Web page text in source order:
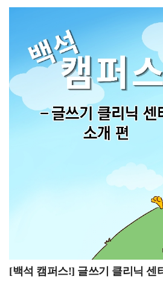
공부도 중요하지만, 다양한 경험을
대학생활에서 가장 중요하다고 생
복수전공을 하고 있으며, 학생회 활
공모전 등 전공과 직접 관련이 없
참여하려고 노력하고 있습니다. 이
준비할 때도 도움이 될 뿐만 아니라,
차별화된 경쟁력을 만드는 데 큰 도
생각합니다.백녹담의 더 다양한 활
입학 관리처인스타그램 -
https://blog.naver.com/buipsi0800카
입학관리처(평일 9시부터 18시까
통해 항공서비스학과가 단순히 객
전공이 아니라, 서비스 역량과 외
다양한 전문성을 갖춘 인재를 양
수 있었습니다. 또한 재학생의 생생
수업과 진로 준비 과정에 대해서도
있었습니다. 항공서비스학과에 관
인터뷰를 통해 학과에 대한 이해를
준비하는 분들이 많겠지만, 하계
일정 등 확인해야 할 학사일정도
계절학기를 수강하는 학생들은 수
점검하고, 성적 확인과 관련된 공지
주의해야 합니다. 방학 중에도 필
준비할 수 있도록 이번 기사에서는
학사일정을 안내해 드리겠습니다!7
~7월 10일 하계 계절학기, 6월 29일
열람 기간, 7월 3일 1학기 성적 마감,
2026-2학기 재입학 신청 기간, 7월
계절학기 성적입력 기간, 7월 15일
계절학기 성적열람 기간, 7월 17일
성적마감7월 학사일정은 하계 계
10일), 1학기 성적 열람 기간 (6월
성적 마감 (7월 3일), 2026-2학기 재
~7월 17일), 하계 계절학기 성적입
14일), 하계 계절학기 성적열람 기
하계 계절학기 성적마감 (7월 17일)
위주로 안내하겠습니다.6월 22일~7
[백석 캠퍼스!] 글쓰기 클리닉 센